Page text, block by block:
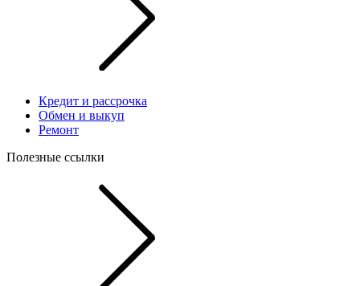
Кредит и рассрочка
Обмен и выкуп
Ремонт
Полезные ссылки